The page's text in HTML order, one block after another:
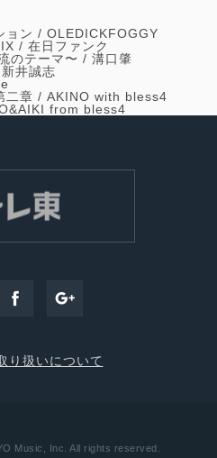
ョン / OLEDICKFOGGY
/ 在日ファンク
のテーマ〜 / 溝口肇
新井誠志
二章 / AKINO with bless4
from bless4
り扱いについて
Music, Inc. All rights reserved.